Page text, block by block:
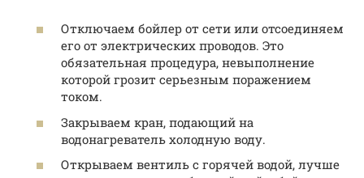
Отключаем бойлер от сети или отсоединяем
его от электрических проводов. Это
обязательная процедура, невыполнение
которой грозит серьезным поражением
током.
Закрываем кран, подающий на
водонагреватель холодную воду.
Открываем вентиль с горячей водой, лучше